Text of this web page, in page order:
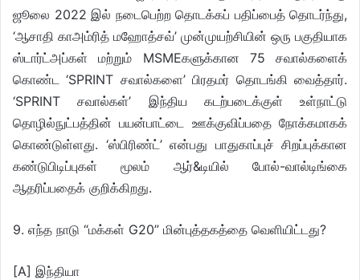
ஜூலை 2022 இல் நடைபெற்ற தொடக்கப் பதிப்பைத் தொடர்ந்து,
‘ஆசாதி காஅம்ரித் மஹோத்சவ்’ முன்முயற்சியின் ஒரு பகுதியாக
ஸ்டார்ட்அப்கள் மற்றும் MSMEகளுக்கான 75 சவால்களைக்
கொண்ட ‘SPRINT சவால்களை’ பிரதமர் தொடங்கி வைத்தார்.
‘SPRINT சவால்கள்’ இந்திய கடற்படைக்குள் உள்நாட்டு
தொழில்நுட்பத்தின் பயன்பாட்டை ஊக்குவிப்பதை நோக்கமாகக்
கொண்டுள்ளது. ‘ஸ்பிரிண்ட்’ என்பது பாதுகாப்புச் சிறப்புக்கான
கண்டுபிடிப்புகள் மூலம் ஆர்&டியில் போல்-வால்டிங்கை
ஆதரிப்பதைக் குறிக்கிறது.
9. எந்த நாடு “மக்கள் G20” மின்புத்தகத்தை வெளியிட்டது?
[A] இந்தியா